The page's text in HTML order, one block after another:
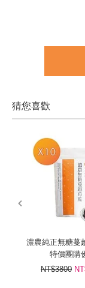
猜您喜歡
濃農純正無糖蔓
特價團購
NT$3800